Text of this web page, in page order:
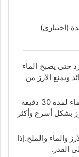
(اختياري)
حتى يصبح الماء
ويمنع الأرز من
النقع (اختياري): يمكنك نقع الأرز في الماء لمدة 30 دقيقة
بشكل أسرع وأكثر
والملح.إذا
القدر.